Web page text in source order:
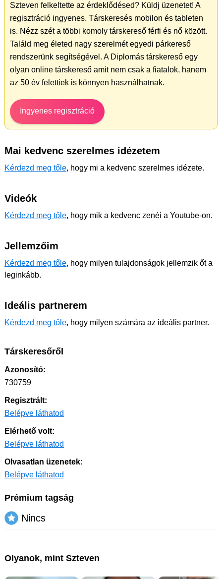
Szteven felkeltette az érdeklődésed? Küldj üzenetet! A
regisztráció ingyenes. Társkeresés mobilon és tableten
is. Nézz szét a többi komoly társkereső férfi és nő között.
Találd meg életed nagy szerelmét egyedi párkereső
rendszerünk segítségével. A Diplomás társkereső egy
olyan online társkereső amit nem csak a fiatalok, hanem
az 50 év felettiek is könnyen használhatnak.
Ingyenes regisztráció
Mai kedvenc szerelmes idézetem
Kérdezd meg tőle, hogy mi a kedvenc szerelmes idézete.
Videók
Kérdezd meg tőle, hogy mik a kedvenc zenéi a Youtube-on.
Jellemzőim
Kérdezd meg tőle, hogy milyen tulajdonságok jellemzik őt a
leginkább.
Ideális partnerem
Kérdezd meg tőle, hogy milyen számára az ideális partner.
Társkeresőről
Azonosító:
730759
Regisztrált:
Belépve láthatod
Elérhető volt:
Belépve láthatod
Olvasatlan üzenetek:
Belépve láthatod
Prémium tagság
Nincs
Olyanok, mint Szteven